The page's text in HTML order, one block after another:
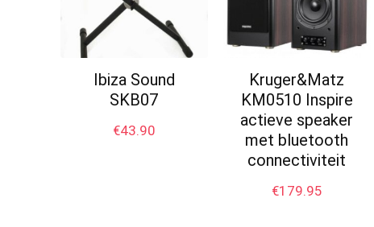
Ibiza Sound
SKB07
€43.90
Kruger&Matz
KM0510 Inspire
actieve speaker
met bluetooth
connectiviteit
€179.95